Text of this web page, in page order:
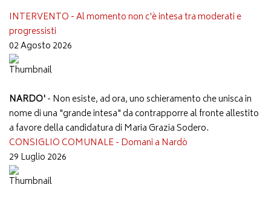
INTERVENTO - Al momento non c'è intesa tra moderati e
progressisti
02 Agosto 2026
NARDO'- Non esiste, ad ora, uno schieramento che unisca in
nome di una "grande intesa" da contrapporre al fronte allestito
a favore della candidatura di Maria Grazia Sodero.
CONSIGLIO COMUNALE - Domani a Nardò
29 Luglio 2026